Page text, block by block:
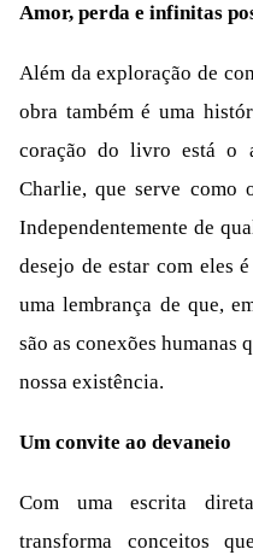
Amor, perda e infinitas
Além da exploração de
obra também é uma
coração do livro está o
Charlie, que serve como
Independentemente de
desejo de estar com eles
uma lembrança de que,
são as conexões humanas
nossa existência.
Um convite ao devaneio
Com uma escrita
transforma conceitos